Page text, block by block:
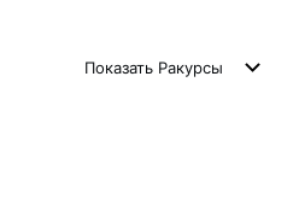
Показать Ракурсы